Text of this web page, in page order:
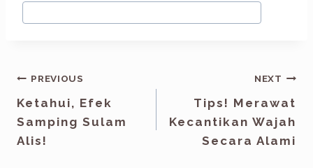
PREVIOUS
Ketahui, Efek
Samping Sulam
Alis!
NEXT
Tips! Merawat
Kecantikan Wajah
Secara Alami